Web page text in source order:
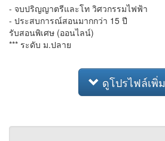
- จบปริญญาตรีและโท วิศวกรรมไฟฟ้า
- ประสบการณ์สอนมากกว่า 15 ปี
รับสอนพิเศษ (ออนไลน์)
*** ระดับ ม.ปลาย
ดูโปรไฟล์เพิ่ม